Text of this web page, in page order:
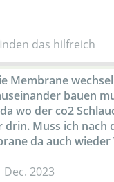
das hilfreich
Membrane
bauen
wo der co2
drin. Muss ich nach
da auch wieder
Dec. 2023